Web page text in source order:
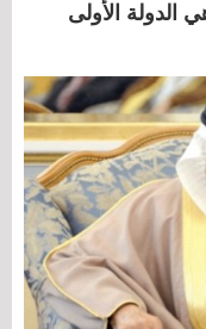
الدولة الأولى